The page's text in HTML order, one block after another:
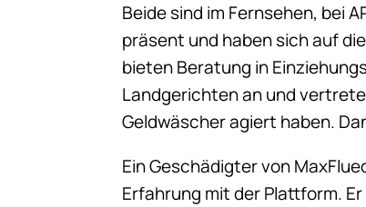
Beide sind im Fernsehen, bei
präsent und haben sich auf
bieten Beratung in
Landgerichten an und
Geldwäscher agiert haben.
Ein Geschädigter von
Erfahrung mit der Plattform.